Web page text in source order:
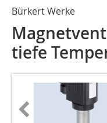
Bürkert Werke
tiefe